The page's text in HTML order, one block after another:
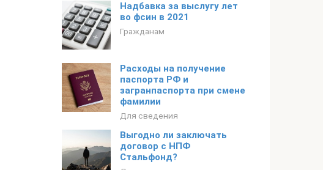
Надбавка за выслугу лет
во фсин в 2021
Гражданам
Расходы на получение
паспорта РФ и
загранпаспорта при смене
фамилии
Для сведения
Выгодно ли заключать
договор с НПФ
Стальфонд?